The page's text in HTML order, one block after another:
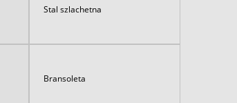
Stal szlachetna
Bransoleta